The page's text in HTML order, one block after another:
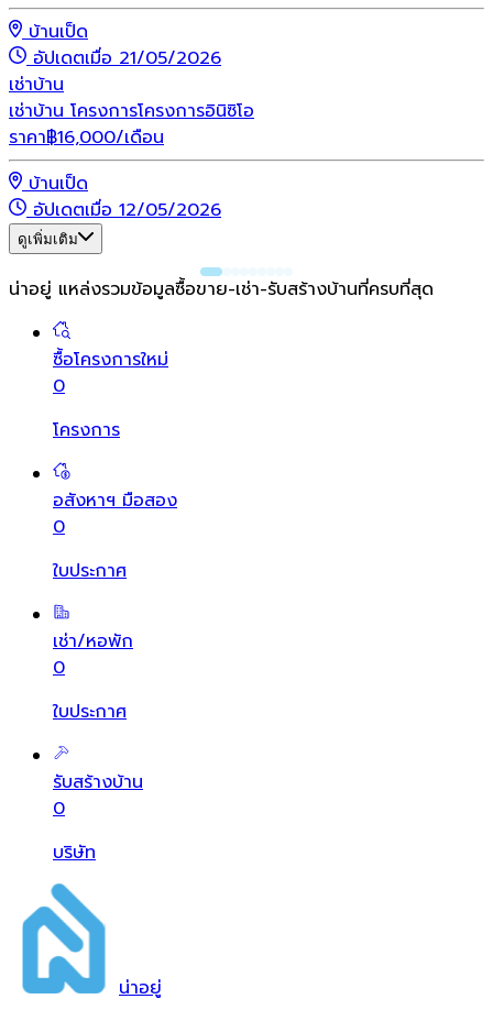
บ้านเป็ด
อัปเดตเมื่อ 21/05/2026
เช่าบ้าน
เช่าบ้าน โครงการโครงการอินิซิโอ
ราคา฿16,000/เดือน
บ้านเป็ด
อัปเดตเมื่อ 12/05/2026
ดูเพิ่มเติม
น่าอยู่ แหล่งรวมข้อมูลซื้อขาย-เช่า-รับสร้างบ้านที่ครบที่สุด
ซื้อโครงการใหม่
0
โครงการ
อสังหาฯ มือสอง
0
ใบประกาศ
เช่า/หอพัก
0
ใบประกาศ
รับสร้างบ้าน
0
บริษัท
น่าอยู่